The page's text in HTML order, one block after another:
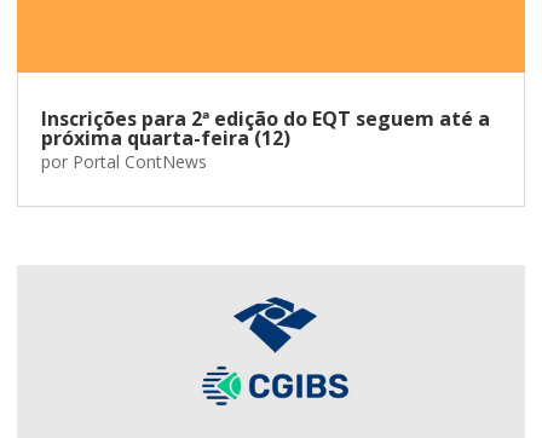
Inscrições para 2ª edição do EQT seguem até a
próxima quarta-feira (12)
por Portal ContNews